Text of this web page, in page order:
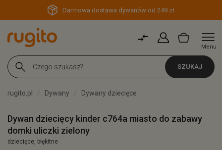
Darmowa dostawa dywanów od 249 zł
Menu
SZUKAJ
rugito.pl Dywany Dywany dziecięce
Dywan dziecięcy kinder c764a miasto do zabawy
domki uliczki zielony
dziecięce, błękitne